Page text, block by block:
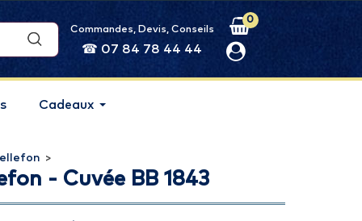
Commandes, Devis, Conseils
☎ 07 84 78 44 44
0
Cadeaux
>
- Cuvée BB 1843